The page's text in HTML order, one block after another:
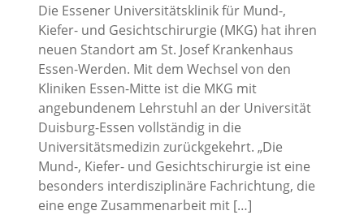
Die Essener Universitätsklinik für Mund-,
Kiefer- und Gesichtschirurgie (MKG) hat ihren
neuen Standort am St. Josef Krankenhaus
Essen-Werden. Mit dem Wechsel von den
Kliniken Essen-Mitte ist die MKG mit
angebundenem Lehrstuhl an der Universität
Duisburg-Essen vollständig in die
Universitätsmedizin zurückgekehrt. „Die
Mund-, Kiefer- und Gesichtschirurgie ist eine
besonders interdisziplinäre Fachrichtung, die
eine enge Zusammenarbeit mit […]